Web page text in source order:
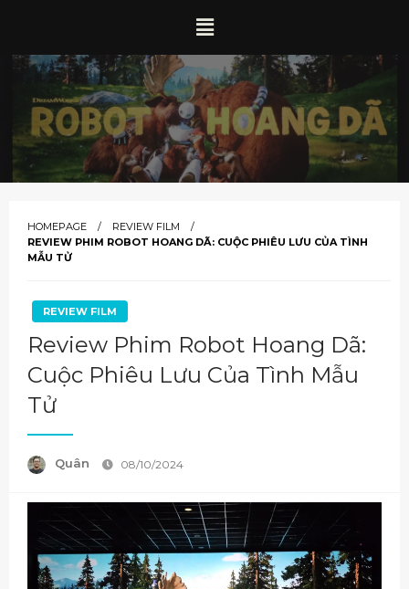
HOMEPAGE
REVIEW FILM
REVIEW PHIM ROBOT HOANG DÃ: CUỘC PHIÊU LƯU CỦA TÌNH
MẪU TỬ
REVIEW FILM
Review Phim Robot Hoang Dã:
Cuộc Phiêu Lưu Của Tình Mẫu
Tử
Quân 08/10/2024